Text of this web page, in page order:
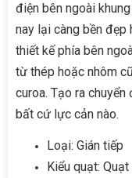
điện bên ngoài
nay lại càng bền
thiết kế phía bên
từ thép hoặc nhôm
curoa. Tạo ra
bất cứ lực cản nào.
Loại: Gián tiếp
Kiểu quạt: